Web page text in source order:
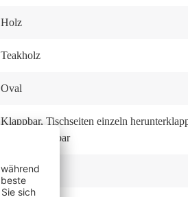
Holz
Teakholz
Oval
Klappbar, Tischseiten einzeln
einseitig stellbar
20, 50